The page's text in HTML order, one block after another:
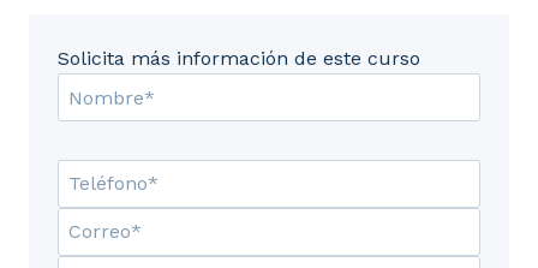
Solicita más información de este curso